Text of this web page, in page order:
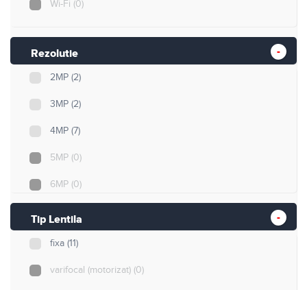
Wi-Fi (0)
Rezolutie
2MP (2)
3MP (2)
4MP (7)
5MP (0)
6MP (0)
12MP(0)
16MP (0)
Tip Lentila
fixa (11)
varifocal (motorizat) (0)